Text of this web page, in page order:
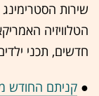
שירות
הטלוויזיה
חדשים, תכני
● קניתם החודש